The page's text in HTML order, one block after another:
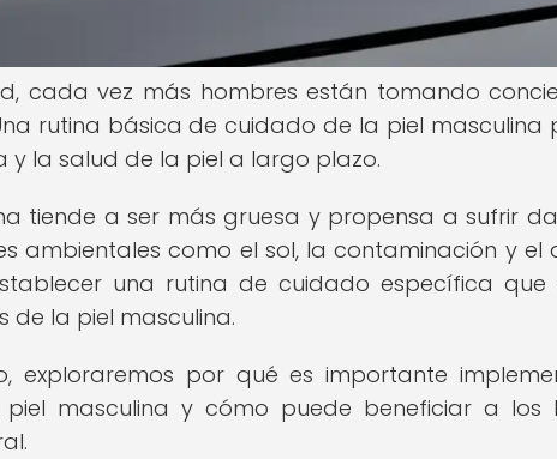
cada vez más hombres están tomando
rutina básica de cuidado de la piel
y la salud de la piel a largo plazo.
tiende a ser más gruesa y propensa a sufrir
ambientales como el sol, la contaminación y el
una rutina de cuidado específica
de la piel masculina.
exploraremos por qué es importante
masculina y cómo puede beneficiar a los